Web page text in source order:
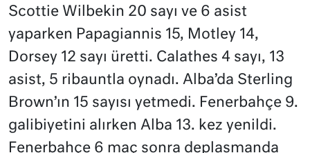
Scottie Wilbekin 20 sayı ve 6 asist
yaparken Papagiannis 15, Motley 14,
Dorsey 12 sayı üretti. Calathes 4 sayı, 13
asist, 5 ribauntla oynadı. Alba’da Sterling
Brown’ın 15 sayısı yetmedi. Fenerbahçe 9.
galibiyetini alırken Alba 13. kez yenildi.
Fenerbahçe 6 maç sonra deplasmanda